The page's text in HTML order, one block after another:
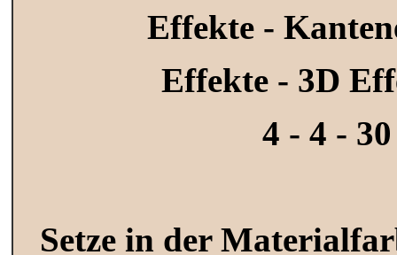
Effekte -
Effekte - 3D
4 - 4 -
Setze in der